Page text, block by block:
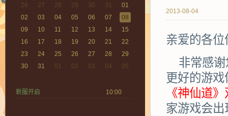
26
27 28 29 30 31
01
02
03 04 05 06 07
08
09
10 11 12 13 14
15
16
17 18 19 20 21
22
23
24 25 26 27 28
29
30
31 01 02 03 04 05
新服开启 10:00
2013-08-04
亲爱的各位
非常感
更好的游戏
《神仙道
家游戏会